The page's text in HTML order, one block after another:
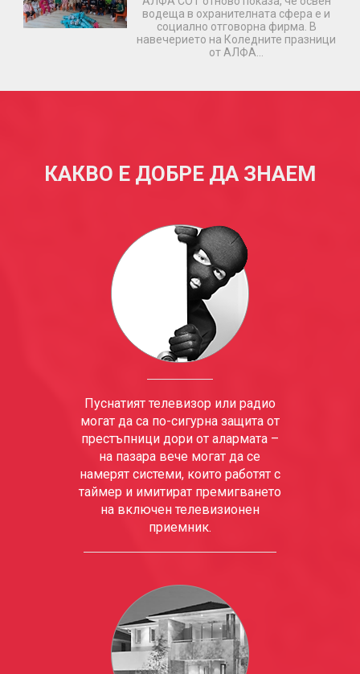
водеща в охранителната сфера е и
социално отговорна фирма. В
навечерието на Коледните празници
от АЛФА…
КАКВО Е ДОБРЕ ДА ЗНАЕМ
Пуснатият телевизор или радио
могат да са по-сигурна защита от
престъпници дори от алармата –
на пазара вече могат да се
намерят системи, които работят с
таймер и имитират премигването
на включен телевизионен
приемник.